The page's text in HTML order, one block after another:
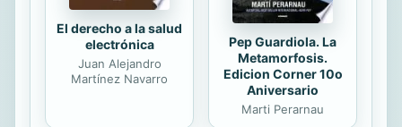
El derecho a la salud
electrónica
Juan Alejandro
Martínez Navarro
Pep Guardiola. La
Metamorfosis.
Edicion Corner 10o
Aniversario
Marti Perarnau